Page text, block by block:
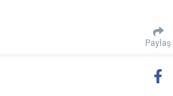
Paylaş